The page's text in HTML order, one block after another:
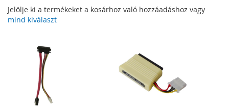
Jelölje ki a termékeket a kosárhoz való hozzáadáshoz vagy
mind kiválaszt